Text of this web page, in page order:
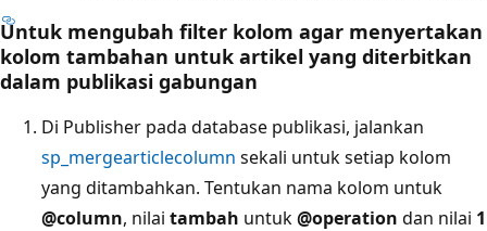
Untuk mengubah filter kolom agar menyertakan
kolom tambahan untuk artikel yang diterbitkan
dalam publikasi gabungan
Di Publisher pada database publikasi, jalankan
sp_mergearticlecolumn sekali untuk setiap kolom
yang ditambahkan. Tentukan nama kolom untuk
@column, nilai tambah untuk@operation dan nilai 1